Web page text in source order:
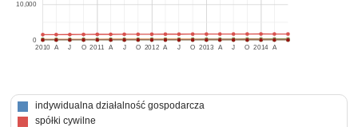
2010 2011 2012 2013 2014
A J O A J O A J O A J O A
0
10,000
indywidualna działalność gospodarcza
spółki cywilne